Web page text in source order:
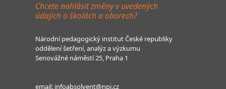
Chcete nahlásit změny v uvedených
údajích o školách a oborech?
Národní pedagogický institut České republiky
oddělení šetření, analýz a výzkumu
Senovážné náměstí 25, Praha 1
email: infoabsolvent@npi.cz